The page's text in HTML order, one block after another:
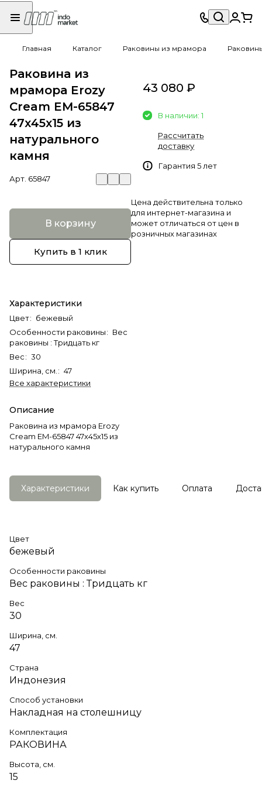
Главная Каталог Раковины из мрамора
Раковина из
мрамора Erozy
Cream EM-65847
47х45х15 из
натурального
камня
Арт. 65847
В корзину
Купить в 1 клик
Характеристики
Цвет: бежевый
Особенности раковины: Вес
раковины : Тридцать кг
Вес: 30
Ширина, см. : 47
Все характеристики
Описание
Раковина из мрамора Erozy
Cream EM-65847 47х45х15 из
натурального камня
43 080 ₽
В наличии: 1
Рассчитать
доставку
Гарантия 5 лет
Цена действительна только
для интернет-магазина и
может отличаться от цен в
розничных магазинах
Характеристики Как купить Оплата
Цвет
бежевый
Особенности раковины
Вес раковины : Тридцать кг
Вес
30
Ширина, см.
47
Страна
Индонезия
Способ установки
Накладная на столешницу
Комплектация
РАКОВИНА
Высота, см.
15